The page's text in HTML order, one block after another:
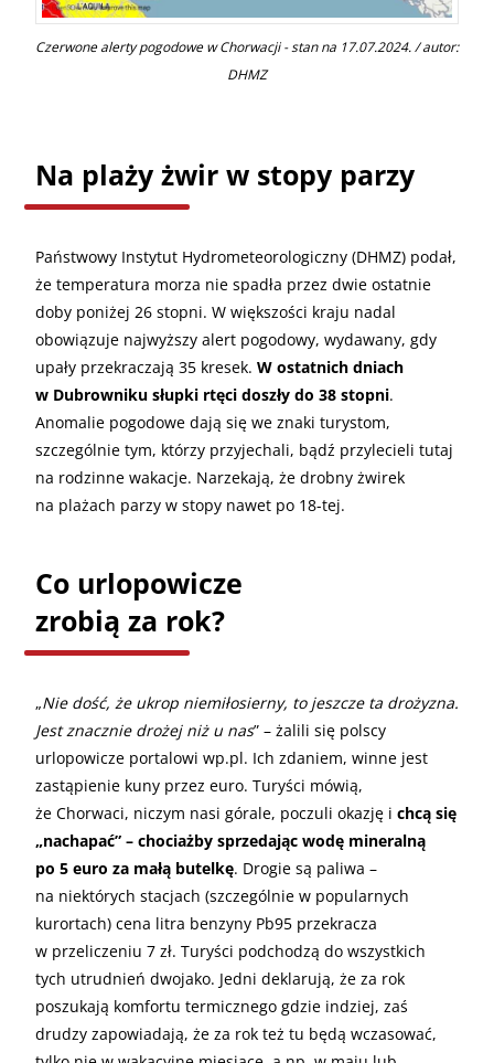
Czerwone alerty pogodowe w Chorwacji - stan na 17.07.2024. / autor:
DHMZ
Na plaży żwir w stopy parzy
Państwowy Instytut Hydrometeorologiczny (DHMZ) podał,
że temperatura morza nie spadła przez dwie ostatnie
doby poniżej 26 stopni. W większości kraju nadal
obowiązuje najwyższy alert pogodowy, wydawany, gdy
upały przekraczają 35 kresek. W ostatnich dniach
w Dubrowniku słupki rtęci doszły do 38 stopni.
Anomalie pogodowe dają się we znaki turystom,
szczególnie tym, którzy przyjechali, bądź przylecieli tutaj
na rodzinne wakacje. Narzekają, że drobny żwirek
na plażach parzy w stopy nawet po 18-tej.
Co urlopowicze
zrobią za rok?
„Nie dość, że ukrop niemiłosierny, to jeszcze ta drożyzna.
Jest znacznie drożej niż u nas” – żalili się polscy
urlopowicze portalowi wp.pl. Ich zdaniem, winne jest
zastąpienie kuny przez euro. Turyści mówią,
że Chorwaci, niczym nasi górale, poczuli okazję i chcą się
„nachapać” – chociażby sprzedając wodę mineralną
po 5 euro za małą butelkę. Drogie są paliwa –
na niektórych stacjach (szczególnie w popularnych
kurortach) cena litra benzyny Pb95 przekracza
w przeliczeniu 7 zł. Turyści podchodzą do wszystkich
tych utrudnień dwojako. Jedni deklarują, że za rok
poszukają komfortu termicznego gdzie indziej, zaś
drudzy zapowiadają, że za rok też tu będą wczasować,